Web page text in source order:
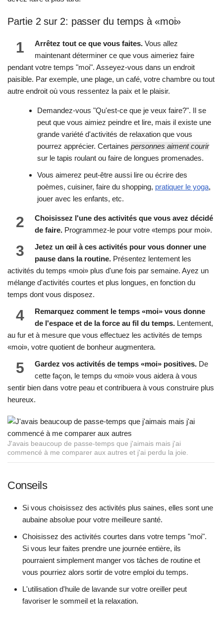
Partie 2 sur 2: passer du temps à «moi»
1 Arrêtez tout ce que vous faites. Vous allez
maintenant déterminer ce que vous aimeriez faire
pendant votre temps "moi". Asseyez-vous dans un endroit
paisible. Par exemple, une plage, un café, votre chambre ou tout
autre endroit où vous ressentez la paix et le plaisir.
Demandez-vous "Qu'est-ce que je veux faire?". Il se
peut que vous aimiez peindre et lire, mais il existe une
grande variété d'activités de relaxation que vous
pourrez apprécier. Certaines personnes aiment courir
sur le tapis roulant ou faire de longues promenades.
Vous aimerez peut-être aussi lire ou écrire des
poèmes, cuisiner, faire du shopping, pratiquer le yoga,
jouer avec les enfants, etc.
2
Choisissez l'une des activités que vous avez décidé
de faire. Programmez-le pour votre «temps pour moi».
3
Jetez un œil à ces activités pour vous donner une
pause dans la routine. Présentez lentement les
activités du temps «moi» plus d'une fois par semaine. Ayez un
mélange d'activités courtes et plus longues, en fonction du
temps dont vous disposez.
4
Remarquez comment le temps «moi» vous donne
de l'espace et de la force au fil du temps. Lentement,
au fur et à mesure que vous effectuez les activités de temps
«moi», votre quotient de bonheur augmentera.
5 Gardez vos activités de temps «moi» positives. De
cette façon, le temps du «moi» vous aidera à vous
sentir bien dans votre peau et contribuera à vous construire plus
heureux.
J'avais beaucoup de passe-temps que j'aimais mais j'ai
commencé à me comparer aux autres et j'ai perdu la joie.
Conseils
Si vous choisissez des activités plus saines, elles sont une
aubaine absolue pour votre meilleure santé.
Choisissez des activités courtes dans votre temps "moi".
Si vous leur faites prendre une journée entière, ils
pourraient simplement manger vos tâches de routine et
vous pourriez alors sortir de votre emploi du temps.
L'utilisation d'huile de lavande sur votre oreiller peut
favoriser le sommeil et la relaxation.